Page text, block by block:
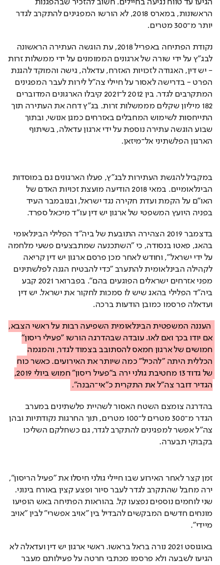
הגיעו עד טווח נגיעה בחיילים. חשוב להזכיר שבהפגנות
הראשונות, במארס 2018, לא הורשו המפגינים להתקרב לגדר
יותר מ־300 מטרים.
נקודת הפתיחה באפריל 2018, עת הוגשה העתירה הראשונה
לבג"ץ על ידי שורה של ארגונים הממומנים על ידי ממשלות זרות
- יש דין, האגודה לזכויות האזרח, עדאלה, גישה והמוקד להגנת
הפרט - בדרישה לאסור על חיילי צה"ל לירות לעבר המפגינים
המתקרבים לגדר. בין 2012 ל־2021 קיבלו הארגונים המדוברים
182 מיליון שקלים מממשלות זרות. בג"ץ דחה את העתירה תוך
התייחסות לשימוש המחבלים באזרחים כמגן אנושי, ובתוך
שבוע הוגשה עתירה נוספת על ידי ארגון עדאלה, בשיתוף
הארגון הפלשתיני אל־מיזאן.
במקביל להגשת העתירות לבג"ץ, פעלו הארגונים גם במוסדות
הבינלאומיים. במאי 2018 הודיעה מועצת זכויות האדם של
האו"ם על הקמת ועדת חקירה נגד ישראל, ובנובמבר העיד
בפניה היועץ המשפטי של ארגון יש דין עו"ד מיכאל ספרד.
בדצמבר 2019 הצהירה התובעת של ביה"ד הפלילי הבינלאומי
בהאג, פאטו בנסודה, כי "השתכנעה שמתבצעים פשעי מלחמה
על ידי ישראל", וחודש לאחר מכן פרסם ארגון יש דין קריאה
לקהילה הבינלאומית להתערב "כדי להבטיח הגנה לפלשתינים
מפני אזרחים ישראלים הפוגעים בהם". בפברואר 2021 קבע
ביה"ד הפלילי בהאג שיש לו סמכות לחקור את ישראל. יש דין
ועדאלה פרסמו כמובן הודעות ברכה.
העננה המשפטית הבינלאומית השפיעה רבות על ראשי הצבא,
אם יודו בכך ואם לאו. עובדה שבהדרגה הורשו "פעילי ריסון"
חמושים של ארגון חמאס להסתובב בצמוד לגדר, והמגמה
הכללית היתה "להכיל" כמה שיותר את האירועים. כאשר כוח
של גדוד 13 מחטיבת גולני ירה ב"פעיל ריסון" חמוש ביולי 2019,
הגדיר דובר צה"ל את התקרית כ"אי־הבנה".
בהדרגה צומצם השטח האסור לשהיית פלשתינים במערב
הגדר מ־300 מטרים ל־100 מטרים, תוך החרגות נקודתיות ובהן
צה"ל אפשר למפגינים להתקרב לגדר, גם כשחלקם השליכו
בקבוקי תבערה.
זמן קצר לאחר האירוע שבו חיילי גולני חיסלו את "פעיל הריסון",
ירה מחבל שהתקרב לגדר לעבר סיור ופצע קצין באורח בינוני.
שני לוחמים נוספים נפצעו קל. בהוראות הפתיחה באש הופיעו
מונחים חדשים המבקשים להבדיל בין "אויב אפשרי" לבין "אויב
מיידי".
באוגוסט 2021 נורה בראל בראשו. ראשי ארגון יש דין ועדאלה לא
הגיעו לשבעה ולא פרסמו מכתבי חרטה על פעילותם מעבר